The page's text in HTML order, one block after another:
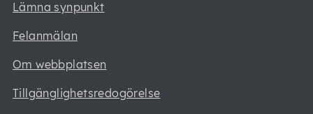
Lämna synpunkt
Felanmälan
Om webbplatsen
Tillgänglighetsredogörelse